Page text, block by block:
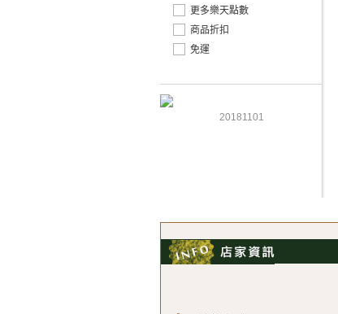
更多樂天點數
商品折扣
免運
20181101